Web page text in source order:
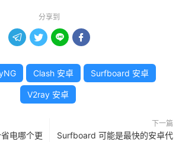
分享到
   
Clash 安卓 Surfboard 安卓
V2ray 安卓
电哪个更
下一篇
Surfboard 可能是最快的安卓代